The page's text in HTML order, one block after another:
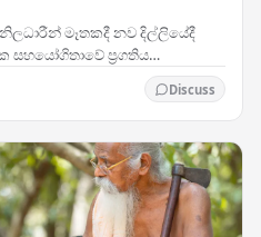
නිලධාරීන් මෑතකදී නව දිල්ලියේදී
සහයෝගිතාවේ ප්‍රගතිය
Discuss